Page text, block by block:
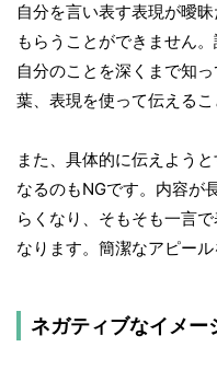
自分を言い表す表現が曖
もらうことができません
自分のことを深くまで知
葉、表現を使って伝えるこ
また、具体的に伝えよう
なるのもNGです。内容が
らくなり、そもそも一言
なります。簡潔なアピール
ネガティブなイメー